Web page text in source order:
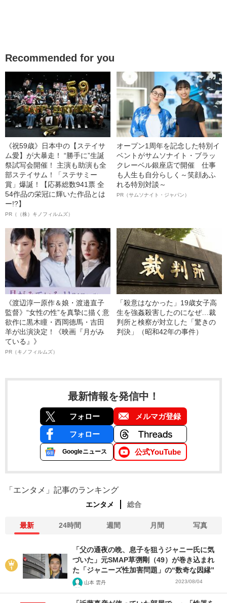
Recommended for you
《祝59歳》日本中の【ステイサ
ム愛】が大暴走！ “勝手に”生誕
祭試写会開催！ 主演も助演も全
部ステイサム！「ステサミー
賞」爆誕！【応募総数941票 全
54作品の栄冠に輝いた作品とは
ー!?】
PR（（株）キノフィルムズ）
オープン1周年を記念した特別イ
ベントがサムソナイト・ブラッ
クレーベル銀座店で開催 仕事
も人生も自分らしく～笑顔あふ
れる特別対談～
PR（サムソナイト・ジャパン）
《渡辺淳一原作＆娘・渡邉直子
監督》“女性の性”を真摯に描く意
欲作に黒木瞳・西岡德馬・吉田
羊が出演決定！《映画『月がみ
ている』》
PR（キノフィルムズ）
「殺意はなかった」19歳女子高
生を強姦殺害したのになぜ…裁
判所と検察が対立した「驚きの
判決」（昭和42年の事件）
最新情報を発信中！
フォロー メルマガ登録
フォロー
Googleニュース 公式YouTube
「エンタメ」記事のランキング
エンタメ 総合
最新 24時間 週間 月間 写真
「父の通夜の晩、息子を狙うジャニー氏に気
づいた」元SMAP草彅剛（49）が巻き込まれ
た「ジャニーズ性加害問題」の“数奇な因縁”
山本 雲丹 2023/08/04